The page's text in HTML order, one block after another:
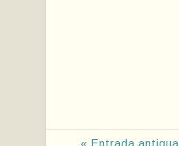
« Entrada antigua